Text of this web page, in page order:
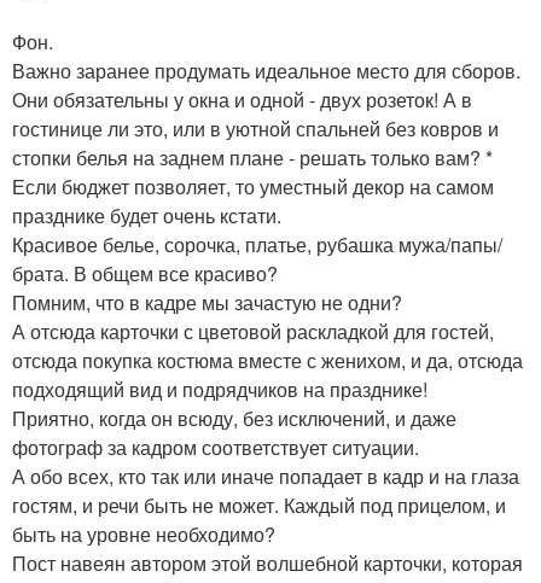
Фон.
Важно заранее продумать идеальное место для сборов.
Они обязательны у окна и одной - двух розеток! А в
гостинице ли это, или в уютной спальней без ковров и
стопки белья на заднем плане - решать только вам? *
Если бюджет позволяет, то уместный декор на самом
празднике будет очень кстати.
Красивое белье, сорочка, платье, рубашка мужа/папы/
брата. В общем все красиво?
Помним, что в кадре мы зачастую не одни?
А отсюда карточки с цветовой раскладкой для гостей,
отсюда покупка костюма вместе с женихом, и да, отсюда
подходящий вид и подрядчиков на празднике!
Приятно, когда он всюду, без исключений, и даже
фотограф за кадром соответствует ситуации.
А обо всех, кто так или иначе попадает в кадр и на глаза
гостям, и речи быть не может. Каждый под прицелом, и
быть на уровне необходимо?
Пост навеян автором этой волшебной карточки, которая